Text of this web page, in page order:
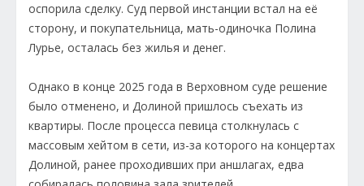
оспорила сделку. Суд первой инстанции встал на её
сторону, и покупательница, мать-одиночка Полина
Лурье, осталась без жилья и денег.
Однако в конце 2025 года в Верховном суде решение
было отменено, и Долиной пришлось съехать из
квартиры. После процесса певица столкнулась с
массовым хейтом в сети, из-за которого на концертах
Долиной, ранее проходивших при аншлагах, едва